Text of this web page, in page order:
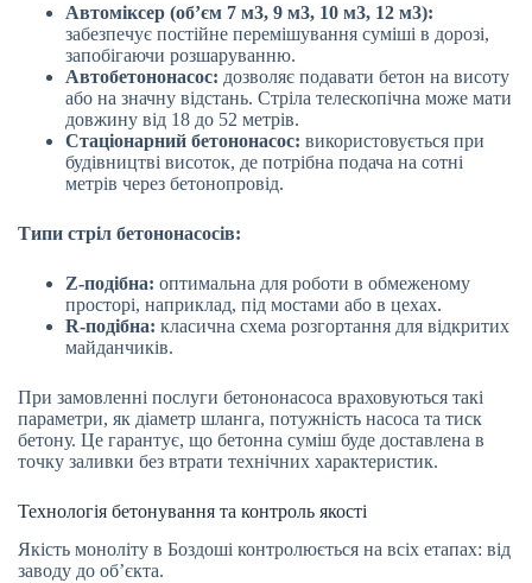
Автоміксер (об’єм 7 м3, 9 м3, 10 м3, 12 м3):
забезпечує постійне перемішування суміші в дорозі,
запобігаючи розшаруванню.
Автобетононасос: дозволяє подавати бетон на висоту
або на значну відстань. Стріла телескопічна може мати
довжину від 18 до 52 метрів.
Стаціонарний бетононасос: використовується при
будівництві висоток, де потрібна подача на сотні
метрів через бетонопровід.
Типи стріл бетононасосів:
Z-подібна: оптимальна для роботи в обмеженому
просторі, наприклад, під мостами або в цехах.
R-подібна: класична схема розгортання для відкритих
майданчиків.
При замовленні послуги бетононасоса враховуються такі
параметри, як діаметр шланга, потужність насоса та тиск
бетону. Це гарантує, що бетонна суміш буде доставлена в
точку заливки без втрати технічних характеристик.
Технологія бетонування та контроль якості
Якість моноліту в Боздоші контролюється на всіх етапах: від
заводу до об’єкта.